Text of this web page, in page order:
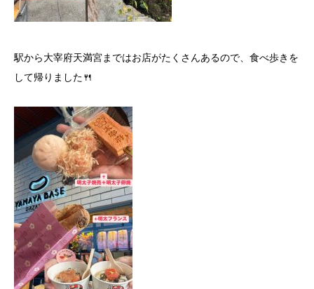
駅から大宰府天満宮まではお店がたくさんあるので、食べ歩きを
して帰りました🍴